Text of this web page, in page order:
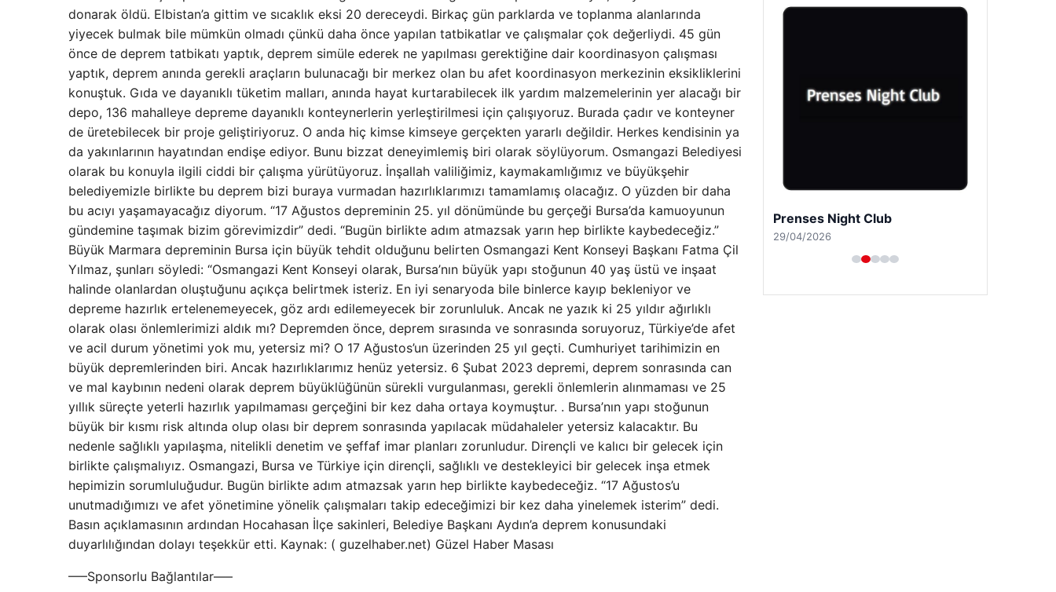
donarak öldü. Elbistan’a gittim ve sıcaklık eksi 20 dereceydi. Birkaç gün parklarda ve toplanma alanlarında
yiyecek bulmak bile mümkün olmadı çünkü daha önce yapılan tatbikatlar ve çalışmalar çok değerliydi. 45 gün
önce de deprem tatbikatı yaptık, deprem simüle ederek ne yapılması gerektiğine dair koordinasyon çalışması
yaptık, deprem anında gerekli araçların bulunacağı bir merkez olan bu afet koordinasyon merkezinin eksikliklerini
konuştuk. Gıda ve dayanıklı tüketim malları, anında hayat kurtarabilecek ilk yardım malzemelerinin yer alacağı bir
depo, 136 mahalleye depreme dayanıklı konteynerlerin yerleştirilmesi için çalışıyoruz. Burada çadır ve konteyner
de üretebilecek bir proje geliştiriyoruz. O anda hiç kimse kimseye gerçekten yararlı değildir. Herkes kendisinin ya
da yakınlarının hayatından endişe ediyor. Bunu bizzat deneyimlemiş biri olarak söylüyorum. Osmangazi Belediyesi
olarak bu konuyla ilgili ciddi bir çalışma yürütüyoruz. İnşallah valiliğimiz, kaymakamlığımız ve büyükşehir
belediyemizle birlikte bu deprem bizi buraya vurmadan hazırlıklarımızı tamamlamış olacağız. O yüzden bir daha
bu acıyı yaşamayacağız diyorum. “17 Ağustos depreminin 25. yıl dönümünde bu gerçeği Bursa’da kamuoyunun
gündemine taşımak bizim görevimizdir” dedi. “Bugün birlikte adım atmazsak yarın hep birlikte kaybedeceğiz.”
Büyük Marmara depreminin Bursa için büyük tehdit olduğunu belirten Osmangazi Kent Konseyi Başkanı Fatma Çil
Yılmaz, şunları söyledi: “Osmangazi Kent Konseyi olarak, Bursa’nın büyük yapı stoğunun 40 yaş üstü ve inşaat
halinde olanlardan oluştuğunu açıkça belirtmek isteriz. En iyi senaryoda bile binlerce kayıp bekleniyor ve
depreme hazırlık ertelenemeyecek, göz ardı edilemeyecek bir zorunluluk. Ancak ne yazık ki 25 yıldır ağırlıklı
olarak olası önlemlerimizi aldık mı? Depremden önce, deprem sırasında ve sonrasında soruyoruz, Türkiye’de afet
ve acil durum yönetimi yok mu, yetersiz mi? O 17 Ağustos’un üzerinden 25 yıl geçti. Cumhuriyet tarihimizin en
büyük depremlerinden biri. Ancak hazırlıklarımız henüz yetersiz. 6 Şubat 2023 depremi, deprem sonrasında can
ve mal kaybının nedeni olarak deprem büyüklüğünün sürekli vurgulanması, gerekli önlemlerin alınmaması ve 25
yıllık süreçte yeterli hazırlık yapılmaması gerçeğini bir kez daha ortaya koymuştur. . Bursa’nın yapı stoğunun
büyük bir kısmı risk altında olup olası bir deprem sonrasında yapılacak müdahaleler yetersiz kalacaktır. Bu
nedenle sağlıklı yapılaşma, nitelikli denetim ve şeffaf imar planları zorunludur. Dirençli ve kalıcı bir gelecek için
birlikte çalışmalıyız. Osmangazi, Bursa ve Türkiye için dirençli, sağlıklı ve destekleyici bir gelecek inşa etmek
hepimizin sorumluluğudur. Bugün birlikte adım atmazsak yarın hep birlikte kaybedeceğiz. “17 Ağustos’u
unutmadığımızı ve afet yönetimine yönelik çalışmaları takip edeceğimizi bir kez daha yinelemek isterim” dedi.
Basın açıklamasının ardından Hocahasan İlçe sakinleri, Belediye Başkanı Aydın’a deprem konusundaki
duyarlılığından dolayı teşekkür etti. Kaynak: ( guzelhaber.net) Güzel Haber Masası
—–Sponsorlu Bağlantılar—–
Prenses Night Club
29/04/2026